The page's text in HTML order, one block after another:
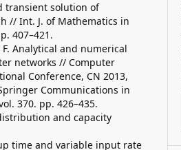
transient solution of
// Int. J. of Mathematics in
407–421.
F. Analytical and numerical
networks // Computer
Conference, CN 2013,
Communications in
370. pp. 426–435.
and capacity
time and variable input rate